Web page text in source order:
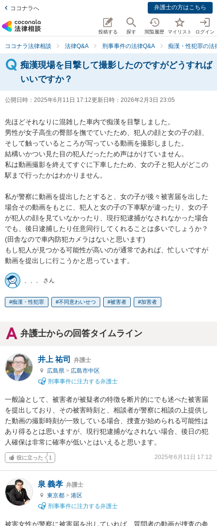
ココナラへ 弁護士の方はこちら
投稿する 探す 閲覧履歴 マイリスト ログイン
ココナラ法律相談 法律Q&A 刑事事件の法律Q&A 痴漢・性犯罪の法
痴漢現場を目撃して撮影したのですがどうすれば
いいですか？
公開日時： 2025年6月11日 17:12更新日時： 2026年2月3日 23:05
先ほどそれなりに混雑した車内で痴漢を目撃しました。
男性が女子高生の臀部を撫でていたため、犯人の顔と女の子の顔、
そして触っているところが写っている動画を撮影しました。
結構いかつい見た目の犯人だったため声はかけていません。
私は動画撮影を終えてすぐに下車したため、女の子と犯人がどこの
駅まで行ったかはわかりません。
私が警察に動画を提出したとすると、女の子が後々被害届を出した
場合その動画をもとに、犯人と女の子の下車駅が違ったり、女の子
が犯人の顔を見ていなかったり、現行犯逮捕がなされなかった場合
でも、後日逮捕したり任意同行してくれることは多いでしょうか？
(田舎なので車内防犯カメラはないと思います)
もし犯人が見つかる可能性が高いのが通常であれば、忙しいですが
動画を提出しに行こうかと思っています。
、、、 さん
痴漢・性犯罪 不同意わいせつ 被害者 加害者
弁護士からの回答タイムライン
井上 祐司
弁護士
広島県 > 広島市中区
刑事事件に注力する弁護士
一般論として、被害者が被疑者の特徴を断片的にでも述べた被害届
を提出しており、その被害時刻と、相談者が警察に相談の上提供し
た動画の撮影時刻が一致している場合、捜査が始められる可能性は
あり得るとは思いますが、現行犯逮捕がなされない場合、後日の犯
人確保は非常に確率が低いとはいえると思います。
役に立った 1 2025年6月11日 17:12
泉 義孝 弁護士
東京都 > 港区
刑事事件に注力する弁護士
被害女性が警察に被害届を出していれば、質問者の動画が捜査の参